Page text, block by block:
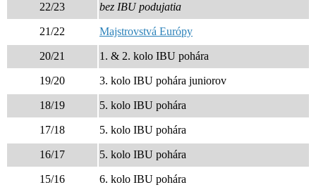
22/23 bez IBU podujatia
21/22 Majstrovstvá Európy
20/21 1. & 2. kolo IBU pohára
19/20 3. kolo IBU pohára juniorov
18/19 5. kolo IBU pohára
17/18 5. kolo IBU pohára
16/17 5. kolo IBU pohára
15/16
6. kolo IBU pohára